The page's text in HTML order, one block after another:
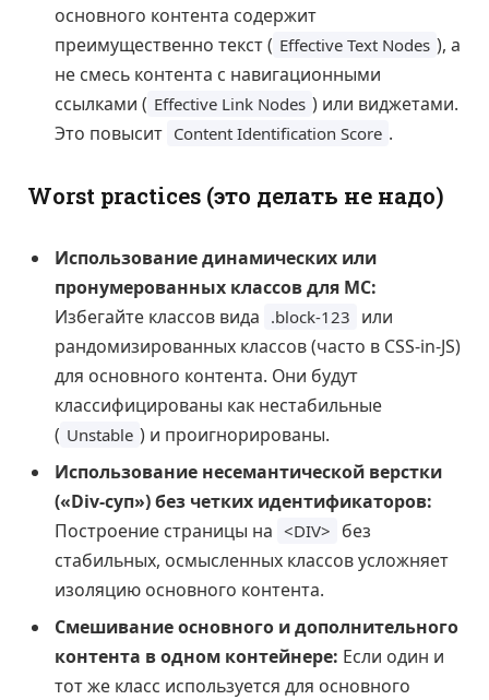
основного контента содержит
преимущественно текст ( Effective Text Nodes ), а
не смесь контента с навигационными
ссылками ( Effective Link Nodes ) или виджетами.
Это повысит Content Identification Score .
Worst practices (это делать не надо)
Использование динамических или
пронумерованных классов для MC:
Избегайте классов вида .block-123 или
рандомизированных классов (часто в CSS-in-JS)
для основного контента. Они будут
классифицированы как нестабильные
( Unstable ) и проигнорированы.
Использование несемантической верстки
(«Div-суп») без четких идентификаторов:
Построение страницы на <DIV> без
стабильных, осмысленных классов усложняет
изоляцию основного контента.
Смешивание основного и дополнительного
контента в одном контейнере: Если один и
тот же класс используется для основного